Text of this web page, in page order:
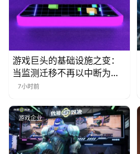
7
月
0
日
游戏巨头的基础设施之变：
当监测迁移不再以中断为代
价
7小时前
游戏企业